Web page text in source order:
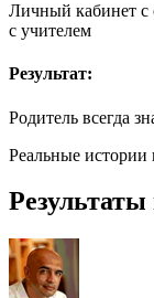
Личный кабинет с
с учителем
Результат:
Родитель всегда
Реальные